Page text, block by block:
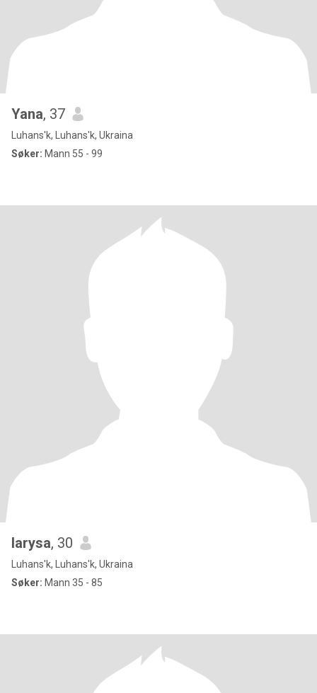
Yana, 37
Luhans'k, Luhans'k, Ukraina
Søker: Mann 55 - 99
larysa, 30
Luhans'k, Luhans'k, Ukraina
Søker: Mann 35 - 85